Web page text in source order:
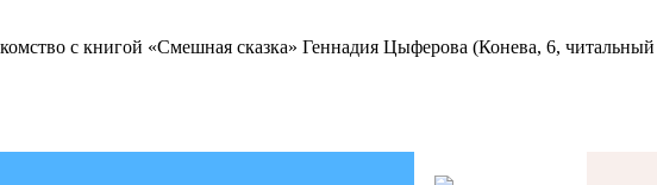
с книгой «Смешная сказка» Геннадия Цыферова (Конева, 6, читальный